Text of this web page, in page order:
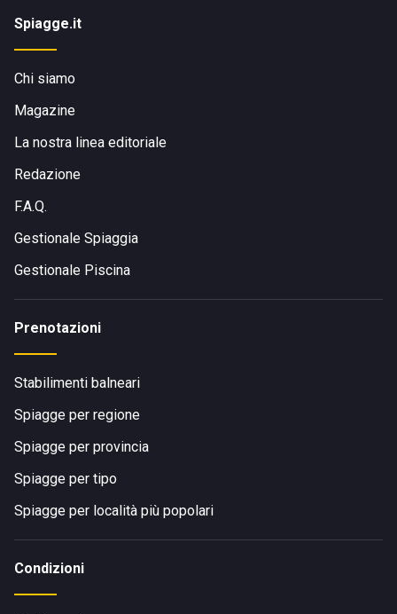
Spiagge.it
Chi siamo
Magazine
La nostra linea editoriale
Redazione
F.A.Q.
Gestionale Spiaggia
Gestionale Piscina
Prenotazioni
Stabilimenti balneari
Spiagge per regione
Spiagge per provincia
Spiagge per tipo
Spiagge per località più popolari
Condizioni